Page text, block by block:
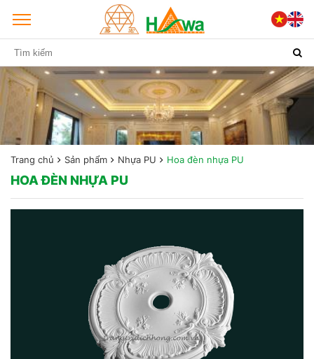
Trang chủ Sản phẩm Nhựa PU Hoa đèn nhựa PU
HOA ĐÈN NHỰA PU